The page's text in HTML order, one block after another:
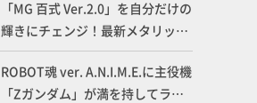
塗料
「MG 百式 Ver.2.0」を自分だけの
輝きにチェンジ！最新メタリック
塗料を使ってより金属感を増した
仕上がりに!!【試し読み】
ROBOT魂 ver. A.N.I.M.E.に主役機
「Zガンダム」が満を持してライ